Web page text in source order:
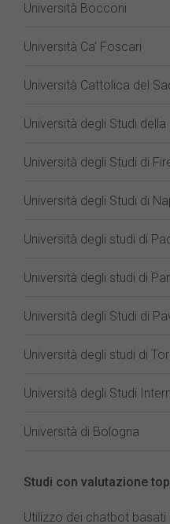
Università Bocconi
Università Ca’ Foscari
Università Cattolica del
Università degli Studi
Università degli Studi di
Università degli Studi di
Università degli studi di
Università degli studi di
Università degli Studi di
Università degli studi di
Università degli Studi
Università di Bologna
Studi con valutazione top
Utilizzo dei chatbot